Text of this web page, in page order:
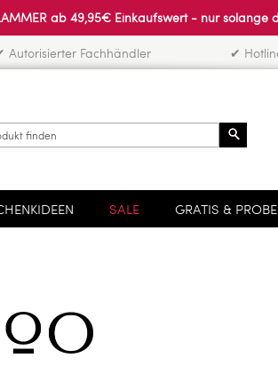
ab 49,95€ Einkaufswert - nur solange
Autorisierter Fachhändler ✔
SALE GRATIS &